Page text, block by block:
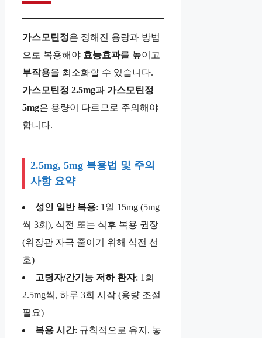
가스모틴정은 정해진 용량과 방법
으로 복용해야 효능효과를 높이고
부작용을 최소화할 수 있습니다.
가스모틴정 2.5mg과 가스모틴정
5mg은 용량이 다르므로 주의해야
합니다.
2.5mg, 5mg 복용법 및 주의
사항 요약
성인 일반 복용: 1일 15mg (5mg
씩 3회), 식전 또는 식후 복용 권장
(위장관 자극 줄이기 위해 식전 선
호)
고령자/간기능 저하 환자: 1회
2.5mg씩, 하루 3회 시작 (용량 조절
필요)
복용 시간: 규칙적으로 유지, 놓